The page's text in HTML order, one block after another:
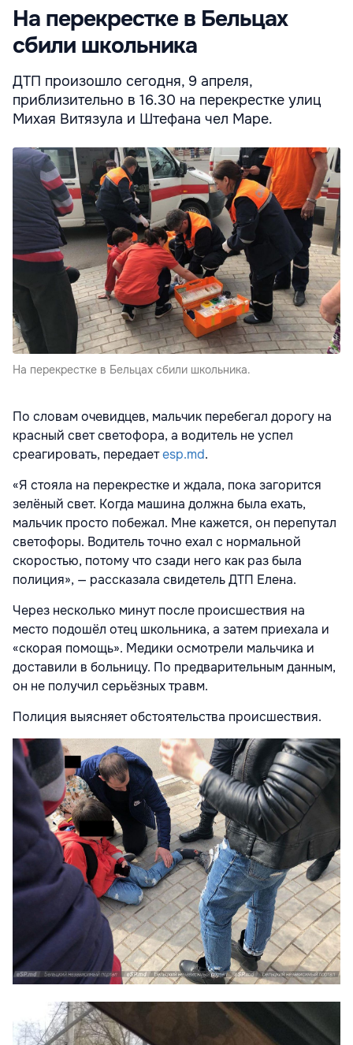
На перекрестке в Бельцах
сбили школьника
ДТП произошло сегодня, 9 апреля,
приблизительно в 16.30 на перекрестке улиц
Михая Витязула и Штефана чел Маре.
На перекрестке в Бельцах сбили школьника.
По словам очевидцев, мальчик перебегал дорогу на
красный свет светофора, а водитель не успел
среагировать, передаетesp.md.
«Я стояла на перекрестке и ждала, пока загорится
зелёный свет. Когда машина должна была ехать,
мальчик просто побежал. Мне кажется, он перепутал
светофоры. Водитель точно ехал с нормальной
скоростью, потому что сзади него как раз была
полиция», — рассказала свидетель ДТП Елена.
Через несколько минут после происшествия на
место подошёл отец школьника, а затем приехала и
«скорая помощь». Медики осмотрели мальчика и
доставили в больницу. По предварительным данным,
он не получил серьёзных травм.
Полиция выясняет обстоятельства происшествия.